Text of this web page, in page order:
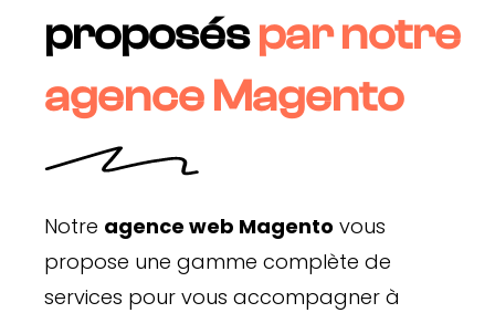
proposéspar notre
agence Magento
Notre agence web Magento vous
propose une gamme complète de
services pour vous accompagner à